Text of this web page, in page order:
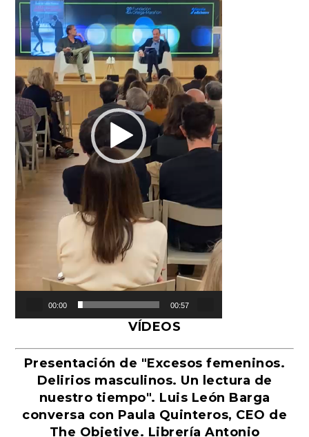
00:00 00:57
VÍDEOS
Presentación de "Excesos femeninos.
Delirios masculinos. Un lectura de
nuestro tiempo". Luis León Barga
conversa con Paula Quinteros, CEO de
The Objetive. Librería Antonio